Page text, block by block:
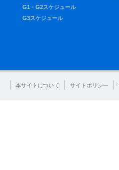
G1・G2スケジュール
G3スケジュール
本サイトについて サイトポリシー